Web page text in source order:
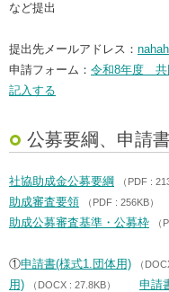
など提出
提出先メールアドレス：
申請フォーム： 令和8年度 共
記入する
公募要綱、申請
社協助成金公募要綱 （PDF :
助成審査要領 （PDF : 256KB）
助成公募審査基準・公募枠 （
①申請書(様式1.団体用) （
用)
（DOCX : 27.8KB） 申請